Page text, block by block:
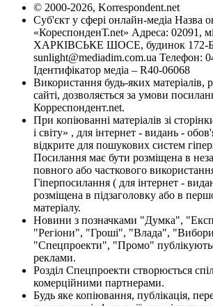
© 2000-2026, Korrespondent.net
Суб'єкт у сфері онлайн-медіа Назва
«КореспонденТ.net» Адреса: 02091,
ХАРКІВСЬКЕ ШОСЕ, будинок 172-Б,
sunlight@mediadim.com.ua Телефон:
Ідентифікатор медіа – R40-06068
Використання будь-яких матеріалів,
сайті, дозволяється за умови
Корреспондент.net.
При копіюванні матеріалів зі
і світу» , для інтернет - видань -
відкрите для пошукових систем
Посилання має бути розміщена в
повного або часткового
Гіперпосилання ( для інтернет -
розміщена в підзаголовку або в
матеріалу.
Новини з позначками "Думка",
"Регіони", "Гроші", "Влада",
"Спецпроекти", "Промо"
реклами.
Розділ Спецпроекти створюється
комерційними партнерами.
Будь яке копіювання, публікація,